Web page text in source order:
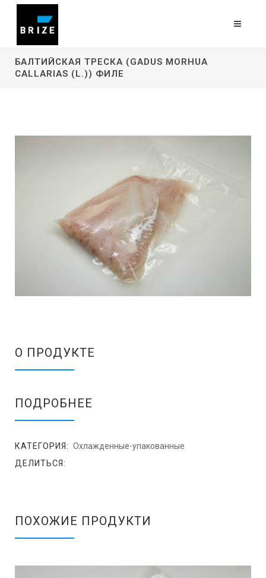
БАЛТИЙСКАЯ ТРЕСКА (GADUS MORHUA
CALLARIAS (L.)) ФИЛЕ
О ПРОДУКТЕ
ПОДРОБНЕЕ
КАТЕГОРИЯ: Охлажденные-упакованные
ДЕЛИТЬСЯ:
ПОХОЖИЕ ПРОДУКТИ